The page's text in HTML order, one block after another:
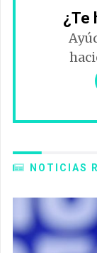
¿Te
NOTICIAS